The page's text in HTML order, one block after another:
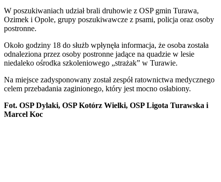
W poszukiwaniach udział brali druhowie z OSP gmin Turawa,
Ozimek i Opole, grupy poszukiwawcze z psami, policja oraz osoby
postronne.
Około godziny 18 do służb wpłynęła informacja, że osoba została
odnaleziona przez osoby postronne jadące na quadzie w lesie
niedaleko ośrodka szkoleniowego „strażak” w Turawie.
Na miejsce zadysponowany został zespół ratownictwa medycznego
celem przebadania zaginionego, który jest mocno osłabiony.
Fot. OSP Dylaki, OSP Kotórz Wielki, OSP Ligota Turawska i
Marcel Koc